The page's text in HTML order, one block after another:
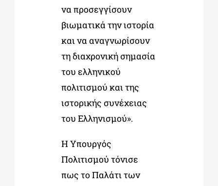
να προσεγγίσουν
βιωματικά την ιστορία
και να αναγνωρίσουν
τη διαχρονική σημασία
του ελληνικού
πολιτισμού και της
ιστορικής συνέχειας
του Ελληνισμού».
Η Υπουργός
Πολιτισμού τόνισε
πως το Παλάτι των